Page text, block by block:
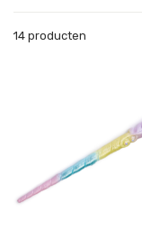
14 producten